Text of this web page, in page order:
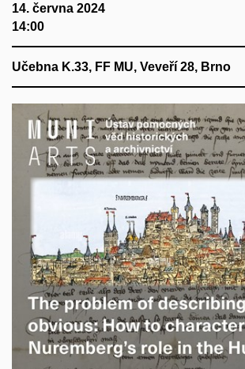
14. června 2024
14:00
Učebna K.33, FF MU, Veveří 28, Brno